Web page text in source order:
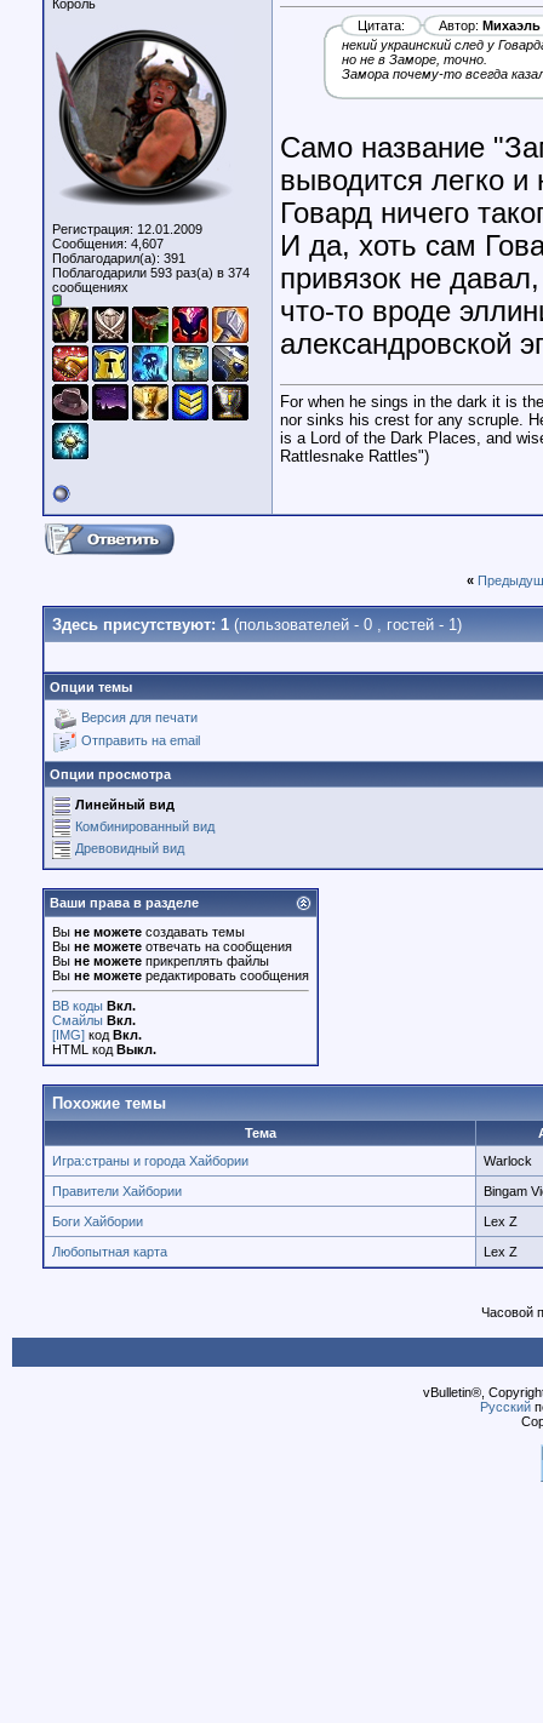
Король
Регистрация: 12.01.2009
Сообщения: 4,607
Поблагодарил(а): 391
Поблагодарили 593 раз(а) в 374
сообщениях
Цитата: Автор:
некий украинский след у
но не в Заморе, точно.
Замора почему-то всегда
Само название
выводится легко
Говард ничего
И да, хоть сам
привязок не
что-то вроде
александровской
For when he sings in the dark it is
nor sinks his crest for any scruple.
is a Lord of the Dark Places, and
Rattlesnake Rattles")
«
Здесь присутствуют: 1 (пользователей - 0 , гостей - 1)
Опции темы
Версия для печати
Отправить на email
Опции просмотра
Линейный вид
Комбинированный вид
Древовидный вид
Ваши права в разделе
Вы не можете создавать темы
Вы не можете отвечать на сообщения
Вы не можете прикреплять файлы
Вы не можете редактировать сообщения
BB коды Вкл.
Смайлы Вкл.
[IMG] код Вкл.
HTML код Выкл.
Похожие темы
Тема
Игра:страны и города Хайбории
Warlock
Правители Хайбории Bingam
Боги Хайбории Lex Z
Любопытная карта Lex Z
Часовой
vBulletin®,
Русский